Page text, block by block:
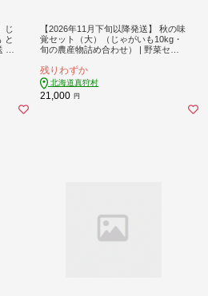
じ
と
【2026年11月下旬以降発送】 秋の味
覚セット（大）（じゃがいも10kg・
旬の農産物詰め合わせ） | 野菜セッ
野菜 セット 食べ比べ 北海道 | 道の駅
真狩フラワーセンター [BPAM004]
残りわずか
北海道真狩村
21,000 円